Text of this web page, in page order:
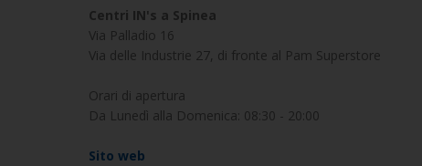
Centri IN's a Spinea
Via Palladio 16
Via delle Industrie 27, di fronte al Pam Superstore
Orari di apertura
Da Lunedì alla Domenica: 08:30 - 20:00
Sito web